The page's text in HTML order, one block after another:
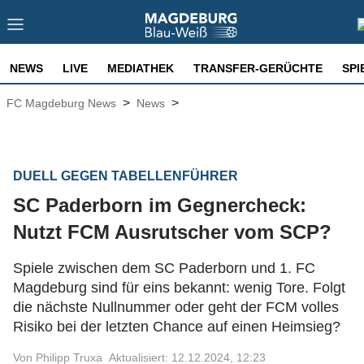
NEWS LIVE MEDIATHEK TRANSFER-GERÜCHTE
FC Magdeburg News > News >
DUELL GEGEN TABELLENFÜHRER
SC Paderborn im Gegnercheck:
Nutzt FCM Ausrutscher vom SCP?
Spiele zwischen dem SC Paderborn und 1. FC
Magdeburg sind für eins bekannt: wenig Tore. Folgt
die nächste Nullnummer oder geht der FCM volles
Risiko bei der letzten Chance auf einen Heimsieg?
Von Philipp Truxa Aktualisiert: 12.12.2024, 12:23